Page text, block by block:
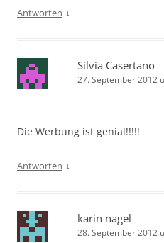
Antworten ↓
Silvia Casertano
27. September 2012
Die Werbung ist genial!!!!!
Antworten ↓
karin nagel
28. September 2012